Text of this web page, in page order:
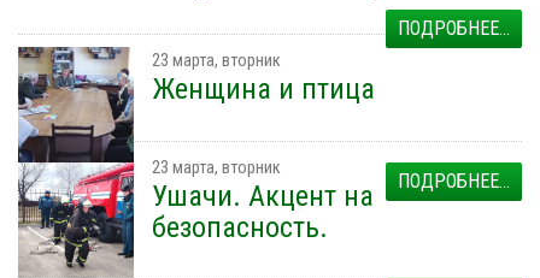
ПОДРОБНЕЕ...
23 марта, вторник
Женщина и птица
ПОДРОБНЕЕ...
23 марта, вторник
Ушачи. Акцент на
безопасность.